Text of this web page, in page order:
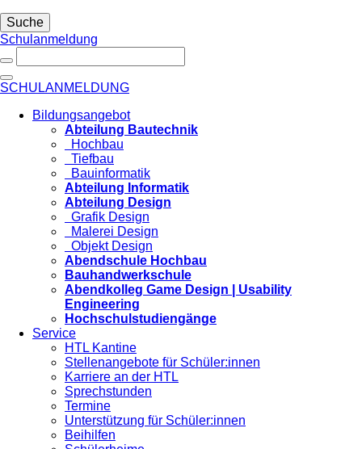
Suche
Schulanmeldung
SCHULANMELDUNG
Bildungsangebot
Abteilung Bautechnik
Hochbau
Tiefbau
Bauinformatik
Abteilung Informatik
Abteilung Design
Grafik Design
Malerei Design
Objekt Design
Abendschule Hochbau
Bauhandwerkschule
Abendkolleg Game Design | Usability
Engineering
Hochschulstudiengänge
Service
HTL Kantine
Stellenangebote für Schüler:innen
Karriere an der HTL
Sprechstunden
Termine
Unterstützung für Schüler:innen
Beihilfen